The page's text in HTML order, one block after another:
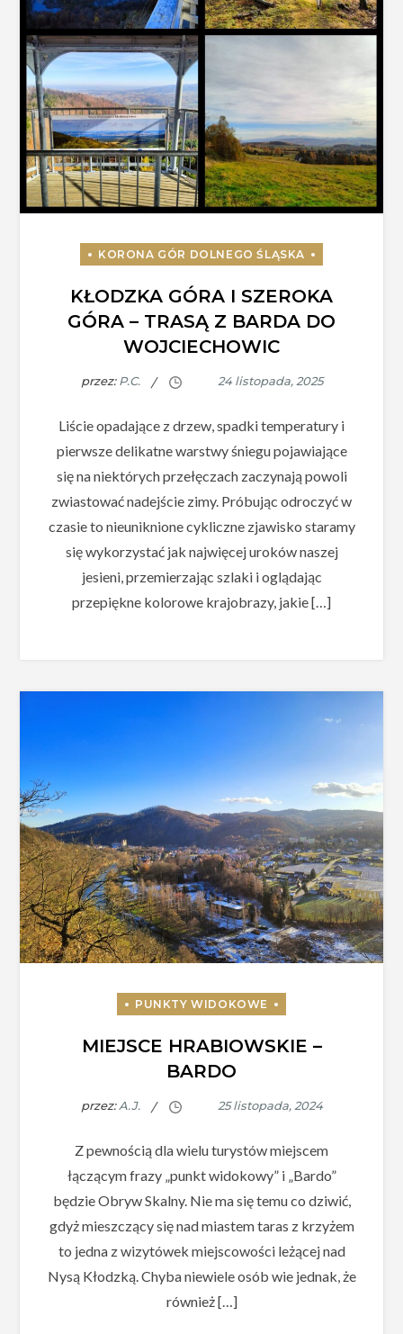
KŁODZKA GÓRA I SZEROKA
GÓRA – TRASĄ Z BARDA DO
WOJCIECHOWIC
przez:P.C.
Liście opadające z drzew, spadki temperatury i
pierwsze delikatne warstwy śniegu pojawiające
się na niektórych przełęczach zaczynają powoli
zwiastować nadejście zimy. Próbując odroczyć w
czasie to nieuniknione cykliczne zjawisko staramy
się wykorzystać jak najwięcej uroków naszej
jesieni, przemierzając szlaki i oglądając
przepiękne kolorowe krajobrazy, jakie […]
MIEJSCE HRABIOWSKIE –
BARDO
przez:A.J.
Z pewnością dla wielu turystów miejscem
łączącym frazy „punkt widokowy” i „Bardo”
będzie Obryw Skalny. Nie ma się temu co dziwić,
gdyż mieszczący się nad miastem taras z krzyżem
to jedna z wizytówek miejscowości leżącej nad
Nysą Kłodzką. Chyba niewiele osób wie jednak, że
również […]